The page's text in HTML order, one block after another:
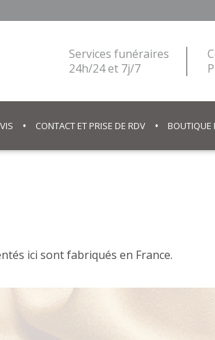
Services funéraires
24h/24 et 7j/7
CONTACT ET PRISE DE RDV BOUTIQUE
ici sont fabriqués en France.